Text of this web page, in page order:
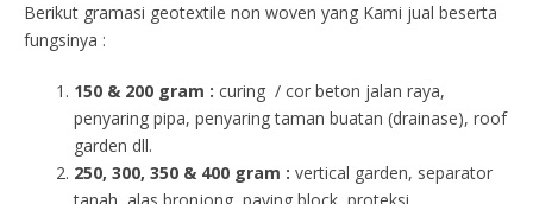
Berikut gramasi geotextile non woven yang Kami jual beserta
fungsinya :
150 & 200 gram : curing / cor beton jalan raya,
penyaring pipa, penyaring taman buatan (drainase), roof
garden dll.
250, 300, 350 & 400 gram : vertical garden, separator